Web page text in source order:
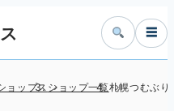
☰
ョップス ショップ一覧札幌つむぶり